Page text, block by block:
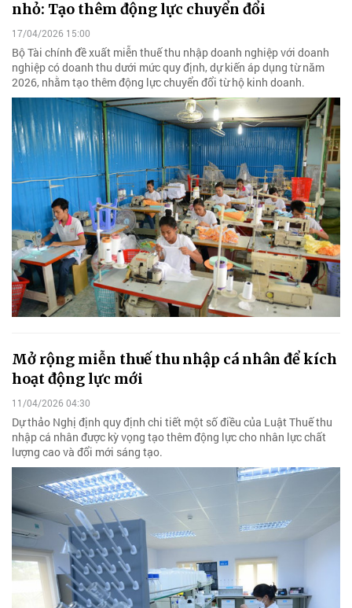
nhỏ: Tạo thêm động lực chuyển đổi
17/04/2026 15:00
Bộ Tài chính đề xuất miễn thuế thu nhập doanh nghiệp với doanh
nghiệp có doanh thu dưới mức quy định, dự kiến áp dụng từ năm
2026, nhằm tạo thêm động lực chuyển đổi từ hộ kinh doanh.
Mở rộng miễn thuế thu nhập cá nhân để kích
hoạt động lực mới
11/04/2026 04:30
Dự thảo Nghị định quy định chi tiết một số điều của Luật Thuế thu
nhập cá nhân được kỳ vọng tạo thêm động lực cho nhân lực chất
lượng cao và đổi mới sáng tạo.